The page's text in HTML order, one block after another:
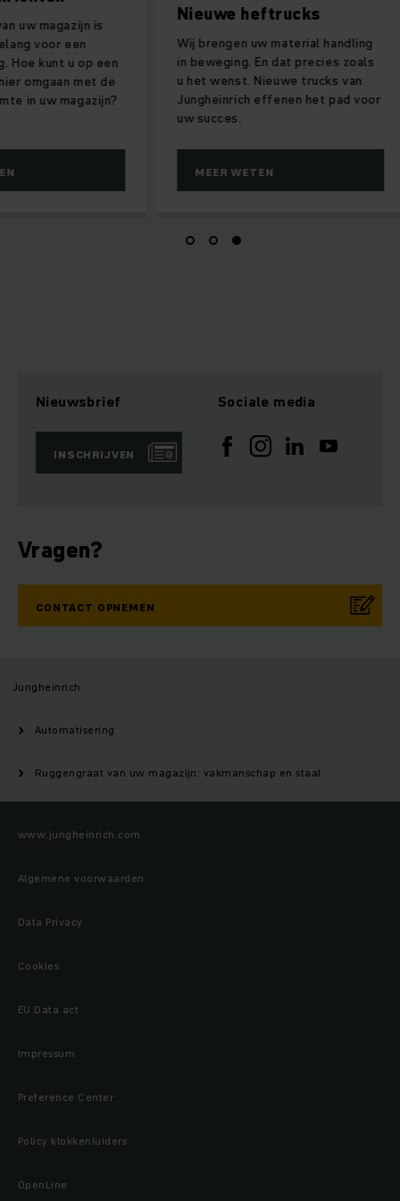
uw magazijn is
voor een
kunt u op een
omgaan met de
in uw magazijn?
Nieuwe heftrucks
Wij brengen uw material handling
in beweging. En dat precies zoals
u het wenst. Nieuwe trucks van
Jungheinrich effenen het pad voor
uw succes.
MEER WETEN
Nieuwsbrief
INSCHRIJVEN
Sociale media
Vragen?
CONTACT OPNEMEN
Jungheinrich
Automatisering
Ruggengraat van uw magazijn: vakmanschap en staal
www.jungheinrich.com
Algemene voorwaarden
Data Privacy
Cookies
EU Data act
Impressum
Preference Center
Policy klokkenluiders
OpenLine